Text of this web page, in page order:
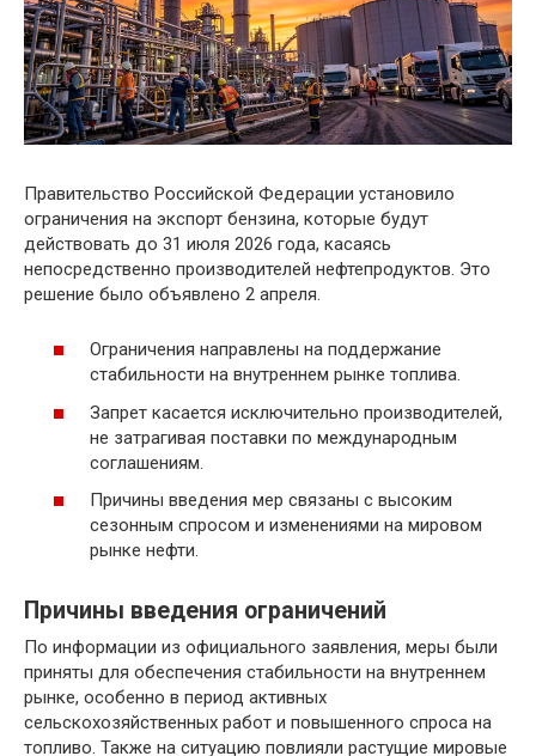
Правительство Российской Федерации установило
ограничения на экспорт бензина, которые будут
действовать до 31 июля 2026 года, касаясь
непосредственно производителей нефтепродуктов. Это
решение было объявлено 2 апреля.
Ограничения направлены на поддержание
стабильности на внутреннем рынке топлива.
Запрет касается исключительно производителей,
не затрагивая поставки по международным
соглашениям.
Причины введения мер связаны с высоким
сезонным спросом и изменениями на мировом
рынке нефти.
Причины введения ограничений
По информации из официального заявления, меры были
приняты для обеспечения стабильности на внутреннем
рынке, особенно в период активных
сельскохозяйственных работ и повышенного спроса на
топливо. Также на ситуацию повлияли растущие мировые